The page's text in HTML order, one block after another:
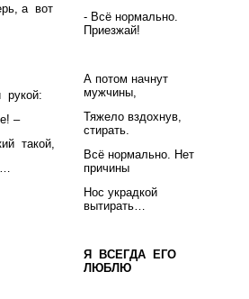
а вот
–
такой,
- Всё нормально.
Приезжай!
А потом начнут
мужчины,
Тяжело вздохнув,
стирать.
Всё нормально. Нет
причины
Нос украдкой
вытирать…
Я ВСЕГДА ЕГО
ЛЮБЛЮ